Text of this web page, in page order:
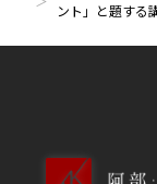
ント」と題する